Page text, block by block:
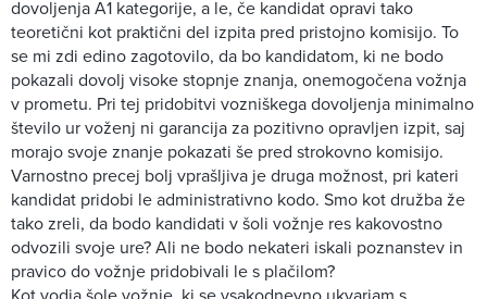
dovoljenja A1 kategorije, a le, če kandidat opravi tako
teoretični kot praktični del izpita pred pristojno komisijo. To
se mi zdi edino zagotovilo, da bo kandidatom, ki ne bodo
pokazali dovolj visoke stopnje znanja, onemogočena vožnja
v prometu. Pri tej pridobitvi vozniškega dovoljenja minimalno
število ur voženj ni garancija za pozitivno opravljen izpit, saj
morajo svoje znanje pokazati še pred strokovno komisijo.
Varnostno precej bolj vprašljiva je druga možnost, pri kateri
kandidat pridobi le administrativno kodo. Smo kot družba že
tako zreli, da bodo kandidati v šoli vožnje res kakovostno
odvozili svoje ure? Ali ne bodo nekateri iskali poznanstev in
pravico do vožnje pridobivali le s plačilom?